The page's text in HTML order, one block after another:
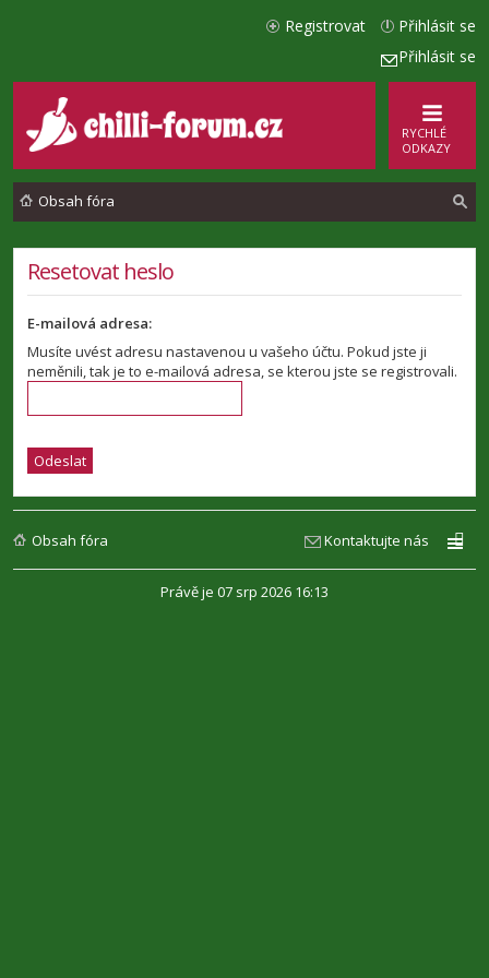
Přihlásit se
Přihlásit se
Registrovat
RYCHLÉ
ODKAZY
Obsah fóra
Resetovat heslo
E-mailová adresa:
Musíte uvést adresu nastavenou u vašeho účtu. Pokud jste ji
neměnili, tak je to e-mailová adresa, se kterou jste se registrovali.
Obsah fóra Kontaktujte nás
Právě je 07 srp 2026 16:13